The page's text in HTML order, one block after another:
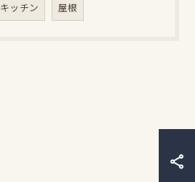
キッチン 屋根